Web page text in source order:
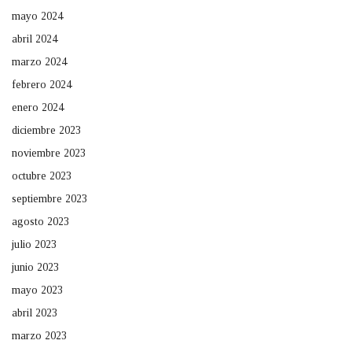
mayo 2024
abril 2024
marzo 2024
febrero 2024
enero 2024
diciembre 2023
noviembre 2023
octubre 2023
septiembre 2023
agosto 2023
julio 2023
junio 2023
mayo 2023
abril 2023
marzo 2023